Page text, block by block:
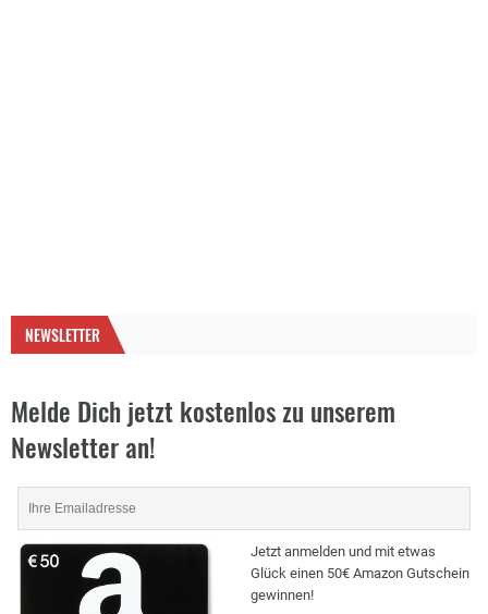
NEWSLETTER
Melde Dich jetzt kostenlos zu unserem
Newsletter an!
Jetzt anmelden und mit etwas
Glück einen 50€ Amazon Gutschein
gewinnen!